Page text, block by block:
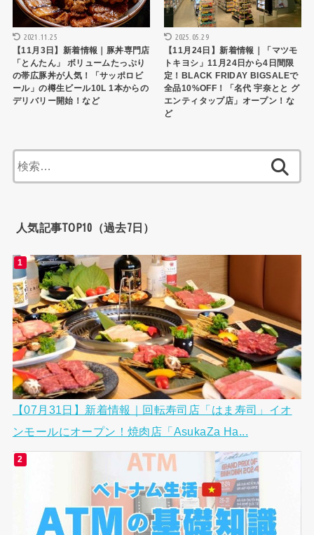
2021.11.25
【11月3日】新着情報｜豚丼専門店
「とんたん」 ボリュームたっぷり
の帯広豚丼が人気！「サッポロビ
ール」の樽生ビール10L 1本からの
デリバリー開始！など
2025.05.29
【11月24日】新着情報｜「マツモ
トキヨシ」11月24日から4日間限
定！BLACK FRIDAY BIGSALEで
全品10%OFF！「名代 宇奈とと グ
エンティタップ店」オープン！な
ど
索:
人気記事TOP10（過去7日）
【07月31日】新着情報｜回転寿司店「はま寿司」イオ
ンモールにオープン！焼肉店「AsukaZa Ha...